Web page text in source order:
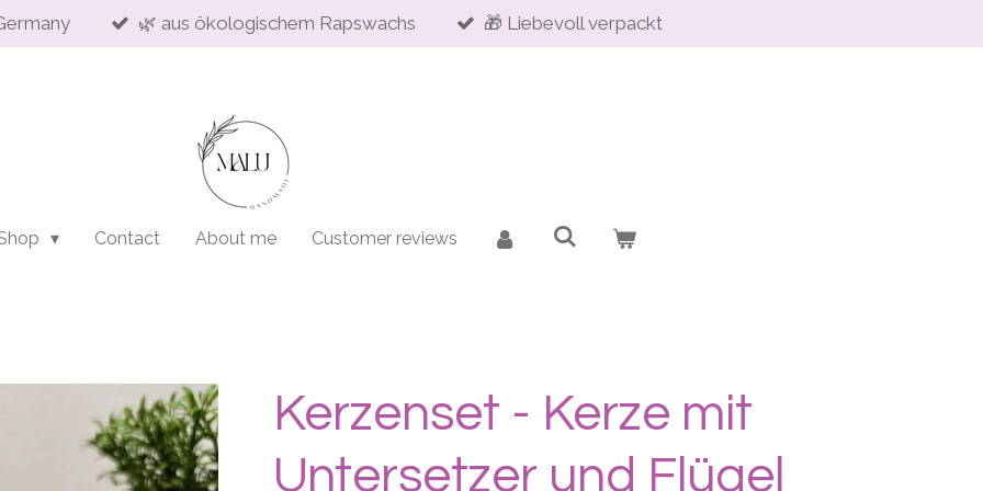
🌿 aus ökologischem Rapswachs 🎁 Liebevoll verpackt
Contact About me Customer reviews
Kerzenset - Kerze mit
Untersetzer und Flügel